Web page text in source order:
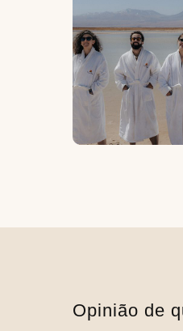
Opinião de